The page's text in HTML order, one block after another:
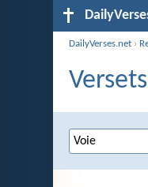
DailyVerses.net ›